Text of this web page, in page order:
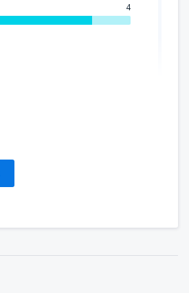
4